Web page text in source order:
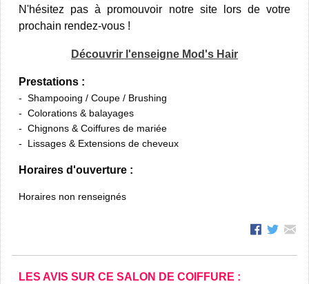
N'hésitez pas à promouvoir notre site lors de votre
prochain rendez-vous !
Découvrir l'enseigne Mod's Hair
Prestations :
Shampooing / Coupe / Brushing
Colorations & balayages
Chignons & Coiffures de mariée
Lissages & Extensions de cheveux
Horaires d'ouverture :
Horaires non renseignés
LES AVIS SUR CE SALON DE COIFFURE :